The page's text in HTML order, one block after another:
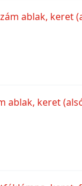
ablak, keret
ablak, keret